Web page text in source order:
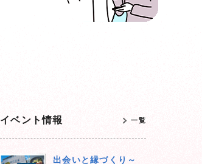
イベント情報 一覧
出会いと縁づくり～